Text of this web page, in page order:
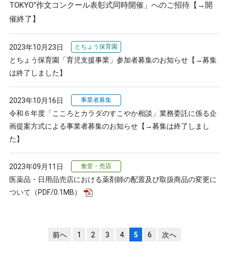
TOKYO“作文コンクール表彰式同時開催」へのご招待【→開
催終了】
2023年10月23日 とちょう保育園
とちょう保育園「育児支援事業」参加者募集のお知らせ【→募集
は終了しました】
2023年10月16日 事業者募集
令和６年度「こころとカラダのすこやか相談」業務委託に係る企
画提案方式による事業者募集のお知らせ【→募集は終了しまし
た】
2023年09月11日 食堂・売店
医薬品・日用品売店における薬剤師の配置及び取扱商品の変更に
ついて（PDF/0.1MB）
前へ 1 2 3 4 5 6 次へ